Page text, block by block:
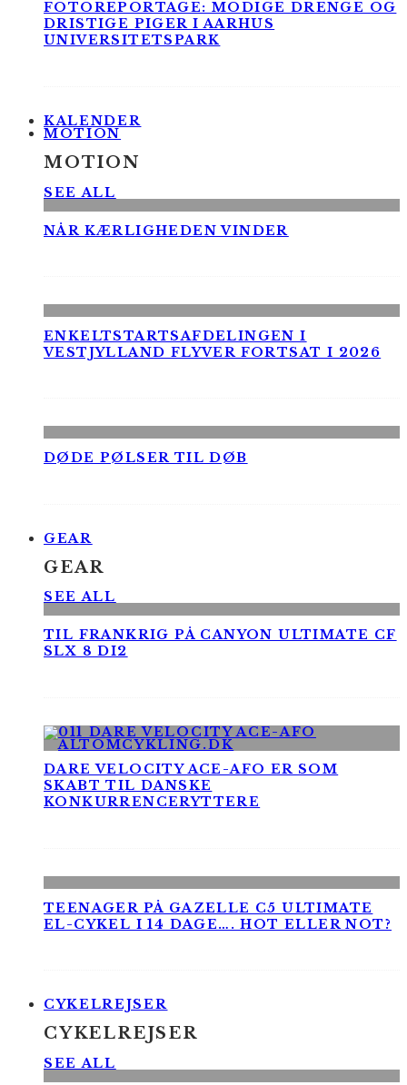
FOTOREPORTAGE: MODIGE DRENGE OG
DRISTIGE PIGER I AARHUS
UNIVERSITETSPARK
KALENDER
MOTION
MOTION
SEE ALL
NÅR KÆRLIGHEDEN VINDER
ENKELTSTARTSAFDELINGEN I
VESTJYLLAND FLYVER FORTSAT I 2026
DØDE PØLSER TIL DØB
GEAR
GEAR
SEE ALL
TIL FRANKRIG PÅ CANYON ULTIMATE CF
SLX 8 DI2
DARE VELOCITY ACE-AFO ER SOM
SKABT TIL DANSKE
KONKURRENCERYTTERE
TEENAGER PÅ GAZELLE C5 ULTIMATE
EL-CYKEL I 14 DAGE…. HOT ELLER NOT?
CYKELREJSER
CYKELREJSER
SEE ALL